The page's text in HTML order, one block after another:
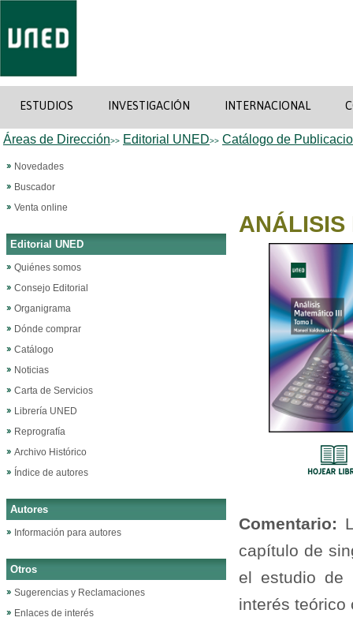
ESTUDIOS INVESTIGACIÓN INTERNACIONAL
Áreas de Dirección>> Editorial UNED>> Catálogo de
Novedades
Buscador
Venta online
Editorial UNED
Quiénes somos
Consejo Editorial
Organigrama
Dónde comprar
Catálogo
Noticias
Carta de Servicios
Librería UNED
Reprografía
Archivo Histórico
Índice de autores
Autores
Información para autores
Otros
Sugerencias y Reclamaciones
Enlaces de interés
ANÁLISIS
Comentario:
capítulo de
el estudio de
interés teórico